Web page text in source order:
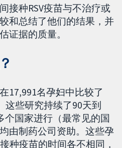
接种RSV疫苗与不治疗或
和总结了他们的结果，并
证据的质量。
17,991名孕妇中比较了
这些研究持续了90天到
个国家进行（最常见的国
由制药公司资助。这些孕
种疫苗的时间各不相同，